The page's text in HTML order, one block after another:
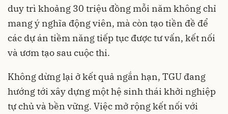
duy trì khoảng 30 triệu đồng mỗi năm không chỉ
mang ý nghĩa động viên, mà còn tạo tiền đề để
các dự án tiềm năng tiếp tục được tư vấn, kết nối
và ươm tạo sau cuộc thi.
Không dừng lại ở kết quả ngắn hạn, TGU đang
hướng tới xây dựng một hệ sinh thái khởi nghiệp
tự chủ và bền vững. Việc mở rộng kết nối với